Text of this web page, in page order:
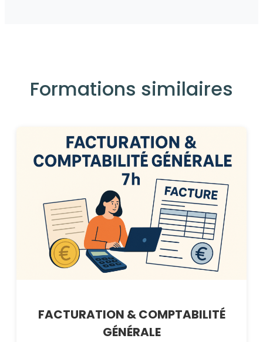
Formations similaires
FACTURATION & COMPTABILITÉ
GÉNÉRALE